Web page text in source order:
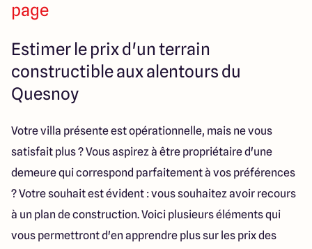
Maisons ARLOGIS Nord
Lille - Villeneuve d'Ascq
03 66 72 64 60
Valenciennes - Marly 03 27 45 60 30
4.4 4.8
page
Estimer le prix d'un terrain
constructible aux alentours du
Quesnoy
Votre villa présente est opérationnelle, mais ne vous
satisfait plus ? Vous aspirez à être propriétaire d'une
demeure qui correspond parfaitement à vos préférences
? Votre souhait est évident : vous souhaitez avoir recours
à un plan de construction. Voici plusieurs éléments qui
vous permettront d'en apprendre plus sur les prix des